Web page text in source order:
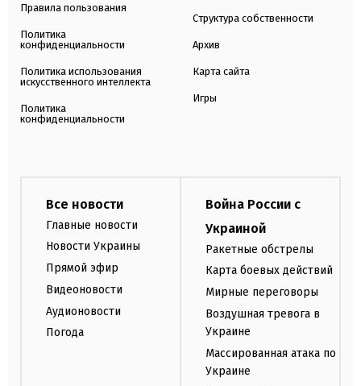
Правила пользования
Политика
конфиденциальности
Политика использования
искусственного интеллекта
Политика
конфиденциальности
Структура собственности
Архив
Карта сайта
Игры
Все новости
Главные новости
Новости Украины
Прямой эфир
Видеоновости
Аудионовости
Погода
Война России с
Украиной
Ракетные обстрелы
Карта боевых действий
Мирные переговоры
Воздушная тревога в
Украине
Массированная атака по
Украине